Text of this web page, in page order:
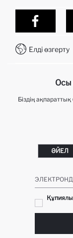
Алу кезінде төлем
Дефакто-да сатып
тапсырысты
Тапсырысты
Эксклюзивті
Байланыс
БайланысЕлді өзгерту
Осы
Біздің
ӘЙЕЛ